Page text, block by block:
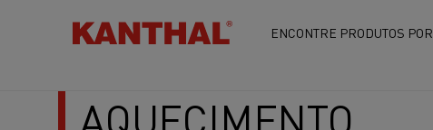
ENCONTRE PRODUTOS POR
DE COMBUSTÍVEIS
AQUECIMENTO